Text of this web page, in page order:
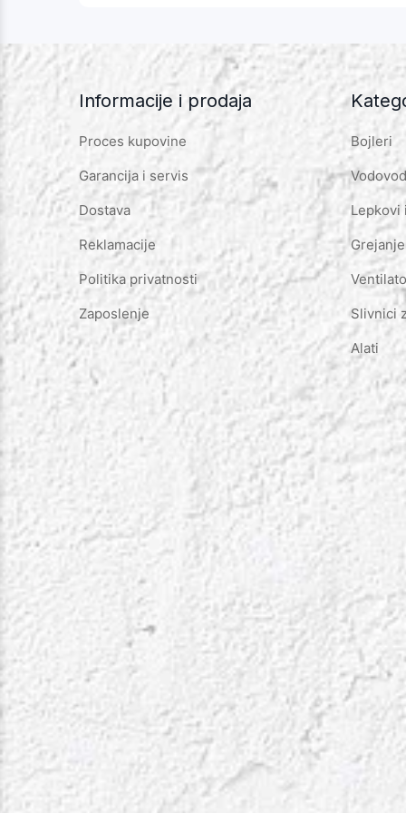
Informacije i prodaja
Proces kupovine
Garancija i servis
Dostava
Reklamacije
Politika privatnosti
Zaposlenje
Bojleri
Lepkovi
Slivnici
Alati